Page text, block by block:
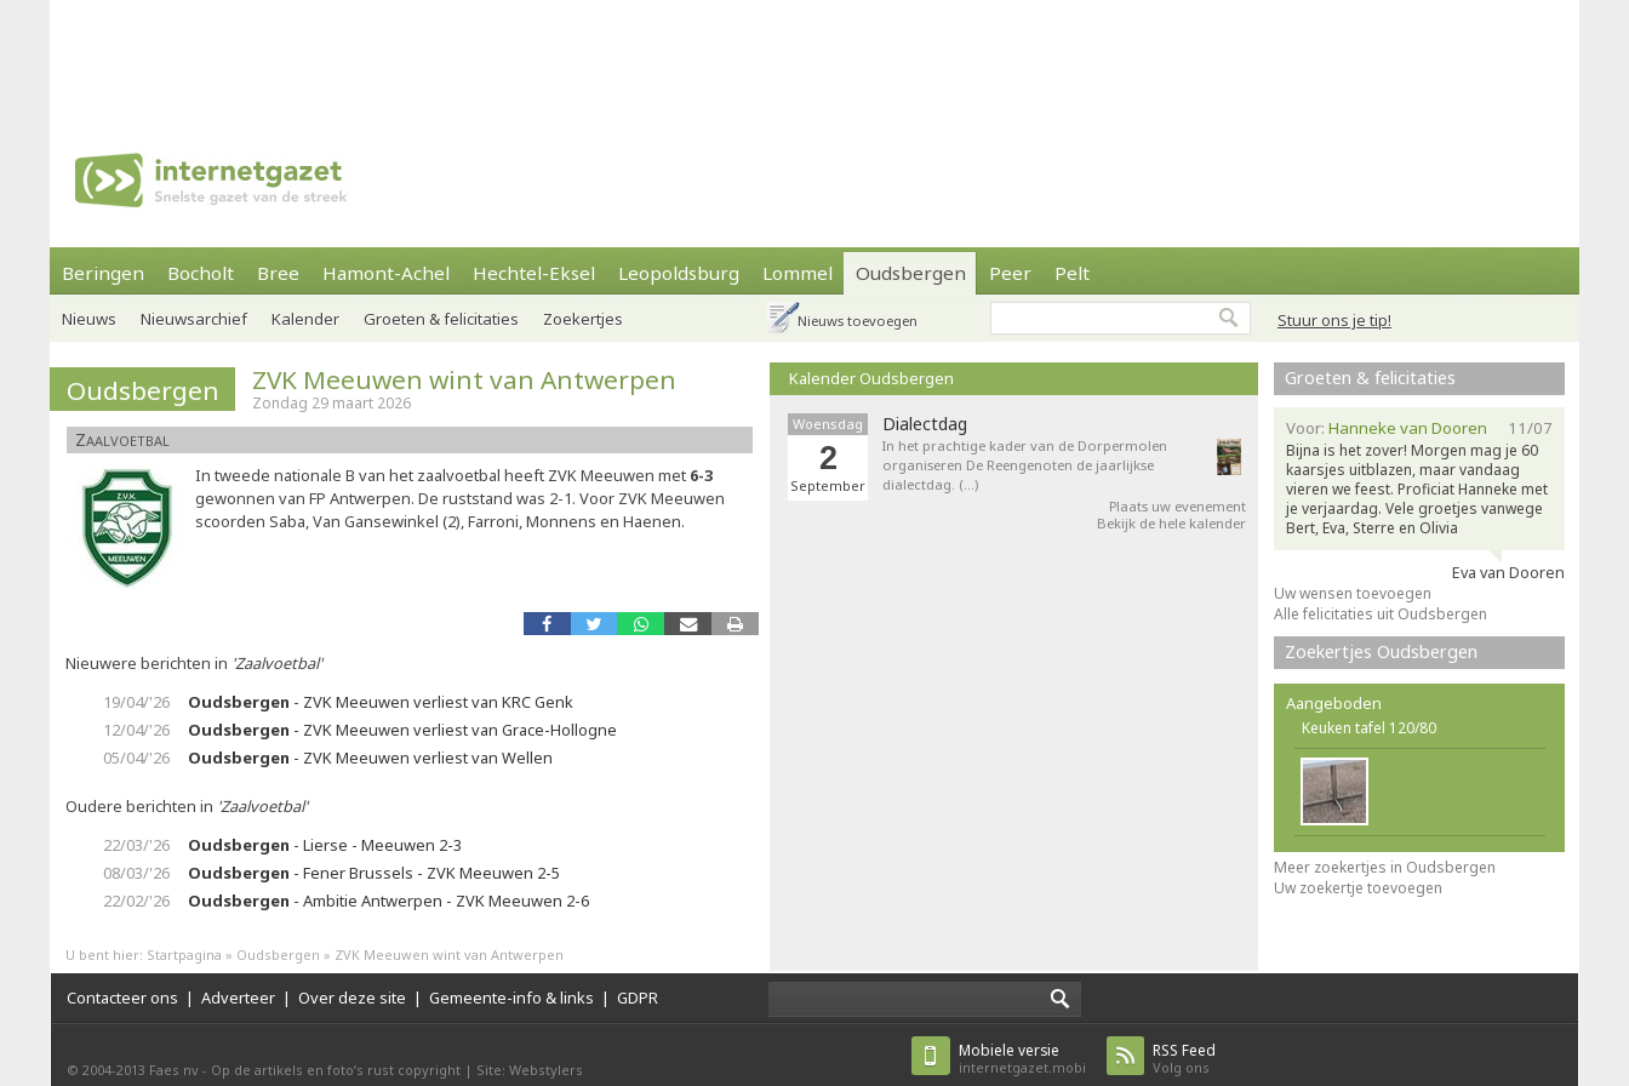
Beringen Bocholt Bree Hamont-Achel Hechtel-Eksel Leopoldsburg Lommel Oudsbergen Peer Pelt
Stuur ons je tip!
Nieuws Nieuwsarchief Kalender Groeten & felicitaties Zoekertjes Nieuws toevoegen
Oudsbergen ZVK Meeuwen wint van Antwerpen
Zondag 29 maart 2026
Zaalvoetbal
In tweede nationale B van het zaalvoetbal heeft ZVK Meeuwen met 6-3
gewonnen van FP Antwerpen. De ruststand was 2-1. Voor ZVK Meeuwen
scoorden Saba, Van Gansewinkel (2), Farroni, Monnens en Haenen.
Nieuwere berichten in 'Zaalvoetbal'
19/04/'26
Oudsbergen - ZVK Meeuwen verliest van KRC Genk
12/04/'26
Oudsbergen - ZVK Meeuwen verliest van Grace-Hollogne
05/04/'26
Oudsbergen - ZVK Meeuwen verliest van Wellen
Oudere berichten in 'Zaalvoetbal'
22/03/'26
Oudsbergen - Lierse - Meeuwen 2-3
08/03/'26
Oudsbergen - Fener Brussels - ZVK Meeuwen 2-5
22/02/'26
Oudsbergen - Ambitie Antwerpen - ZVK Meeuwen 2-6
Kalender Oudsbergen
Woensdag
2
September
Dialectdag
In het prachtige kader van de Dorpermolen
organiseren De Reengenoten de jaarlijkse
dialectdag. (…)
Plaats uw evenement
Bekijk de hele kalender
Groeten & felicitaties
11/07
Voor: Hanneke van Dooren
Bijna is het zover! Morgen mag je 60
kaarsjes uitblazen, maar vandaag
vieren we feest. Proficiat Hanneke met
je verjaardag. Vele groetjes vanwege
Bert, Eva, Sterre en Olivia
Eva van Dooren
Uw wensen toevoegen
Alle felicitaties uit Oudsbergen
Zoekertjes Oudsbergen
Aangeboden
Keuken tafel 120/80
Meer zoekertjes in Oudsbergen
Uw zoekertje toevoegen
U bent hier: Startpagina » Oudsbergen » ZVK Meeuwen wint van Antwerpen
Contacteer ons | Adverteer | Over deze site | Gemeente-info & links | GDPR
© 2004-2013 Faes nv - Op de artikels en foto’s rust copyright | Site: Webstylers
RSS Feed
Volg ons
Mobiele versie
internetgazet.mobi